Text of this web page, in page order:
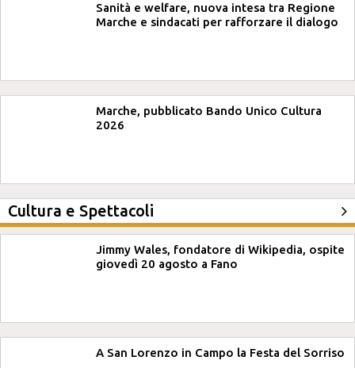
Sanità e welfare, nuova intesa tra Regione
Marche e sindacati per rafforzare il dialogo
Marche, pubblicato Bando Unico Cultura
2026
Cultura e Spettacoli
Jimmy Wales, fondatore di Wikipedia, ospite
giovedì 20 agosto a Fano
A San Lorenzo in Campo la Festa del Sorriso